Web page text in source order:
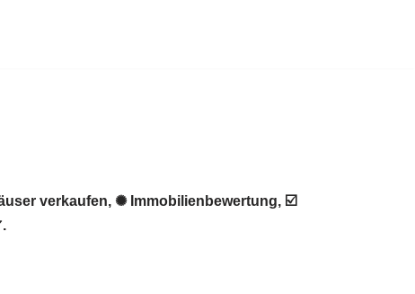
verkaufen, ✺ Immobilienbewertung, ☑️